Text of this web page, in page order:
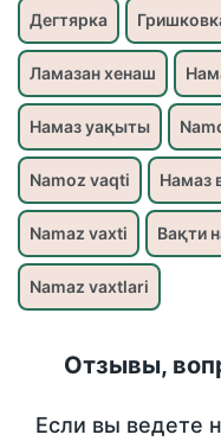
Дегтярка
Ламазан хенаш
Намаз уақыты
Namoz vaqti Намаз
Namaz vaxti Вақти
Namaz vaxtlari
Отзывы,
Если вы ведете